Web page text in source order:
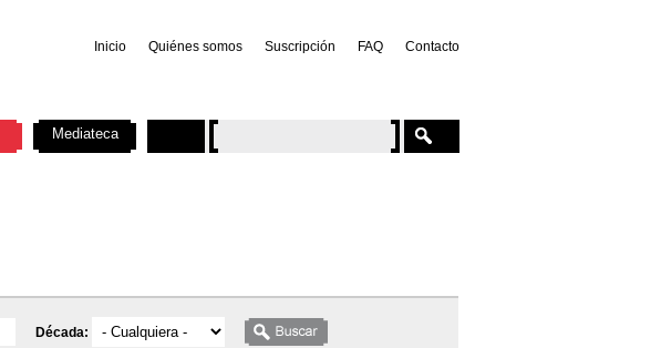
Inicio Quiénes somos Suscripción FAQ Contacto
Década:
Mediateca